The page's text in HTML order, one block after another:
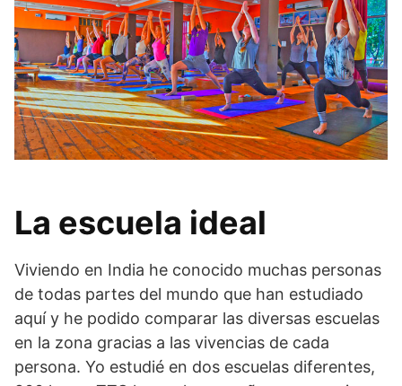
La escuela ideal
Viviendo en India he conocido muchas personas
de todas partes del mundo que han estudiado
aquí y he podido comparar las diversas escuelas
en la zona gracias a las vivencias de cada
persona. Yo estudié en dos escuelas diferentes,